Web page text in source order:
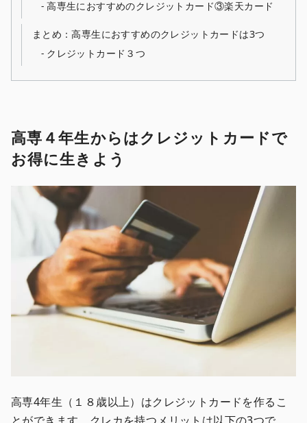
高専生におすすめのクレジットカード③楽天カード
まとめ：高専生におすすめのクレジットカードは3つ
クレジットカード３つ
高専４年生からはクレジットカードで
お得に生きよう
高専4年生（１８歳以上）はクレジットカードを作るこ